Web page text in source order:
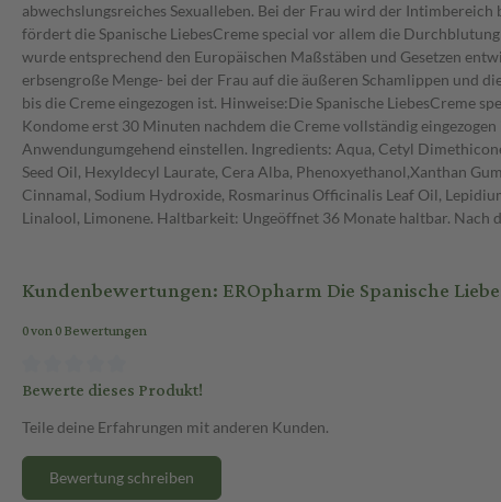
abwechslungsreiches Sexualleben. Bei der Frau wird der
fördert die Spanische LiebesCreme special vor allem die
wurde entsprechend den Europäischen Maßstäben und Gesetzen
erbsengroße Menge- bei der Frau auf die äußeren Schamlippen und
bis die Creme eingezogen ist. Hinweise:Die Spanische LiebesCreme
Kondome erst 30 Minuten nachdem die Creme vollständig
Anwendungumgehend einstellen. Ingredients: Aqua, Cetyl
Seed Oil, Hexyldecyl Laurate, Cera Alba, Phenoxyethanol,Xanthan
Cinnamal, Sodium Hydroxide, Rosmarinus Officinalis Leaf Oil,
Linalool, Limonene. Haltbarkeit: Ungeöffnet 36 Monate haltbar.
Kundenbewertungen: EROpharm Die Spanische
0 von 0 Bewertungen
Bewerte dieses Produkt!
Teile deine Erfahrungen mit anderen Kunden.
Bewertung schreiben